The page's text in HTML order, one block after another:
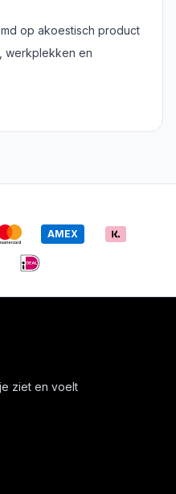
op akoestisch product
werkplekken en
AMEX
ziet en voelt